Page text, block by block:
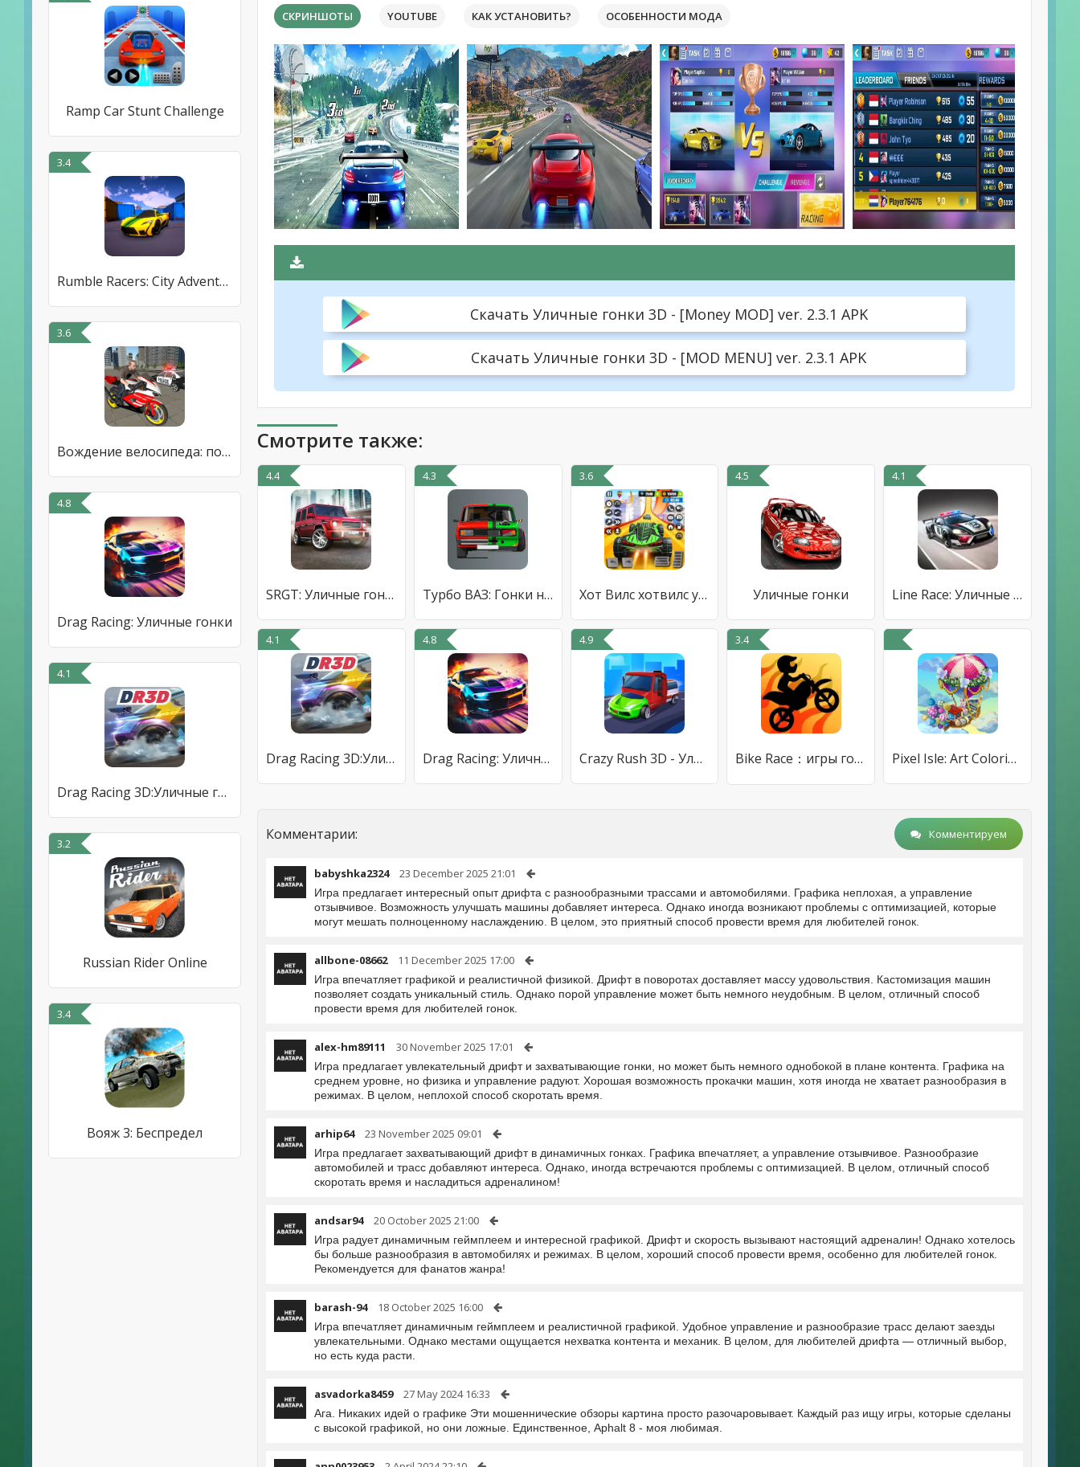
Ramp Car Stunt Challenge
3.4
Rumble Racers: City Adventure
3.6
Вождение велосипеда: полиция
4.8
Drag Racing: Уличные гонки
4.1
Drag Racing 3D:Уличные гонки 2
3.2
Russian Rider Online
3.4
Вояж 3: Беспредел
СКРИНШОТЫ YOUTUBE КАК УСТАНОВИТЬ? ОСОБЕННОСТИ МОДА
Скачать Уличные гонки 3D - [Money MOD] ver. 2.3.1 APK
Скачать Уличные гонки 3D - [MOD MENU] ver. 2.3.1 APK
Смотрите также:
4.4
SRGT: Уличные гонки на машинах
4.3
Турбо ВАЗ: Гонки на Машинах
3.6
Хот Вилс хотвилс уличные гонки
4.5
Уличные гонки
4.1
Line Race: Уличные Гонки
4.1
Drag Racing 3D:Уличные гонки 2
4.8
Drag Racing: Уличные гонки
4.9
Crazy Rush 3D - Уличные Гонки
3.4
Bike Race：игры гонки Pixel Isle: Art Coloring World
Комментарии: Комментируем
babyshka2324 23 December 2025 21:01
Игра предлагает интересный опыт дрифта с разнообразными трассами и автомобилями. Графика неплохая, а управление
отзывчивое. Возможность улучшать машины добавляет интереса. Однако иногда возникают проблемы с оптимизацией, которые
могут мешать полноценному наслаждению. В целом, это приятный способ провести время для любителей гонок.
allbone-08662 11 December 2025 17:00
Игра впечатляет графикой и реалистичной физикой. Дрифт в поворотах доставляет массу удовольствия. Кастомизация машин
позволяет создать уникальный стиль. Однако порой управление может быть немного неудобным. В целом, отличный способ
провести время для любителей гонок.
alex-hm89111 30 November 2025 17:01
Игра предлагает увлекательный дрифт и захватывающие гонки, но может быть немного однобокой в плане контента. Графика на
среднем уровне, но физика и управление радуют. Хорошая возможность прокачки машин, хотя иногда не хватает разнообразия в
режимах. В целом, неплохой способ скоротать время.
arhip64 23 November 2025 09:01
Игра предлагает захватывающий дрифт в динамичных гонках. Графика впечатляет, а управление отзывчивое. Разнообразие
автомобилей и трасс добавляют интереса. Однако, иногда встречаются проблемы с оптимизацией. В целом, отличный способ
скоротать время и насладиться адреналином!
andsar94 20 October 2025 21:00
Игра радует динамичным геймплеем и интересной графикой. Дрифт и скорость вызывают настоящий адреналин! Однако хотелось
бы больше разнообразия в автомобилях и режимах. В целом, хороший способ провести время, особенно для любителей гонок.
Рекомендуется для фанатов жанра!
barash-94 18 October 2025 16:00
Игра впечатляет динамичным геймплеем и реалистичной графикой. Удобное управление и разнообразие трасс делают заезды
увлекательными. Однако местами ощущается нехватка контента и механик. В целом, для любителей дрифта — отличный выбор,
но есть куда расти.
asvadorka8459 27 May 2024 16:33
Ага. Никаких идей о графике Эти мошеннические обзоры картина просто разочаровывает. Каждый раз ищу игры, которые сделаны
с высокой графикой, но они ложные. Единственное, Aphalt 8 - моя любимая.